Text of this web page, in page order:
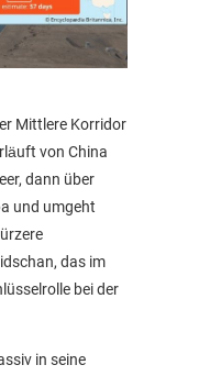
Mittlere Korridor
von China
dann über
und umgeht
das im
bei der
in seine